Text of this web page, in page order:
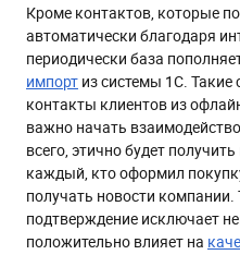
Кроме контактов, которые
автоматически благодаря
периодически база
импорт из системы 1С. Такие
контакты клиентов из
важно начать
всего, этично будет
каждый, кто оформил
получать новости компании.
подтверждение исключает
положительно влияет на